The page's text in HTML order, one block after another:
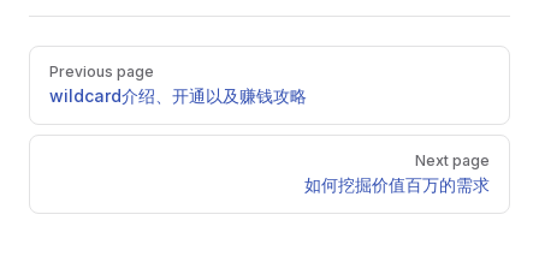
Previous page
wildcard介绍、开通以及赚钱攻略
Next page
如何挖掘价值百万的需求